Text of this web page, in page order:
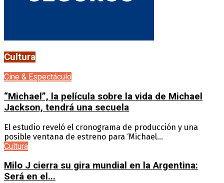
Cultura
Cine & Espectáculo
“Michael”, la película sobre la vida de Michael
Jackson, tendrá una secuela
El estudio reveló el cronograma de producción y una
posible ventana de estreno para ‘Michael...
Cultura
Milo J cierra su gira mundial en la Argentina:
Será en el...